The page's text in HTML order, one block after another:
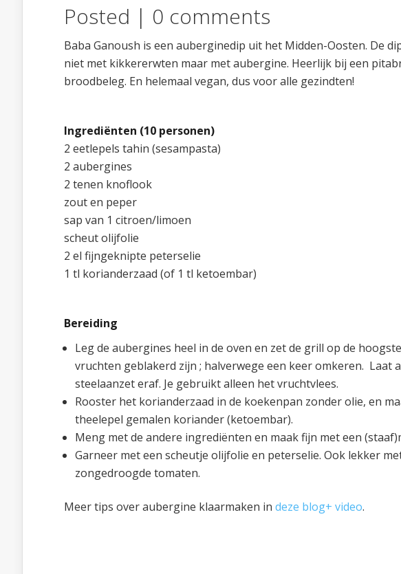
Posted | 0 comments
Baba Ganoush is een auberginedip uit het Midden-Oosten. De
niet met kikkererwten maar met aubergine. Heerlijk bij een
broodbeleg. En helemaal vegan, dus voor alle gezindten!
Ingrediënten (10 personen)
2 eetlepels tahin (sesampasta)
2 aubergines
2 tenen knoflook
zout en peper
sap van 1 citroen/limoen
scheut olijfolie
2 el fijngeknipte peterselie
1 tl korianderzaad (of 1 tl ketoembar)
Bereiding
Leg de aubergines heel in de oven en zet de grill op de
vruchten geblakerd zijn ; halverwege een keer omkeren. Laat
steelaanzet eraf. Je gebruikt alleen het vruchtvlees.
Rooster het korianderzaad in de koekenpan zonder olie, en
theelepel gemalen koriander (ketoembar).
Meng met de andere ingrediënten en maak fijn met een
Garneer met een scheutje olijfolie en peterselie. Ook lekker
zongedroogde tomaten.
Meer tips over aubergine klaarmaken in deze blog+ video.